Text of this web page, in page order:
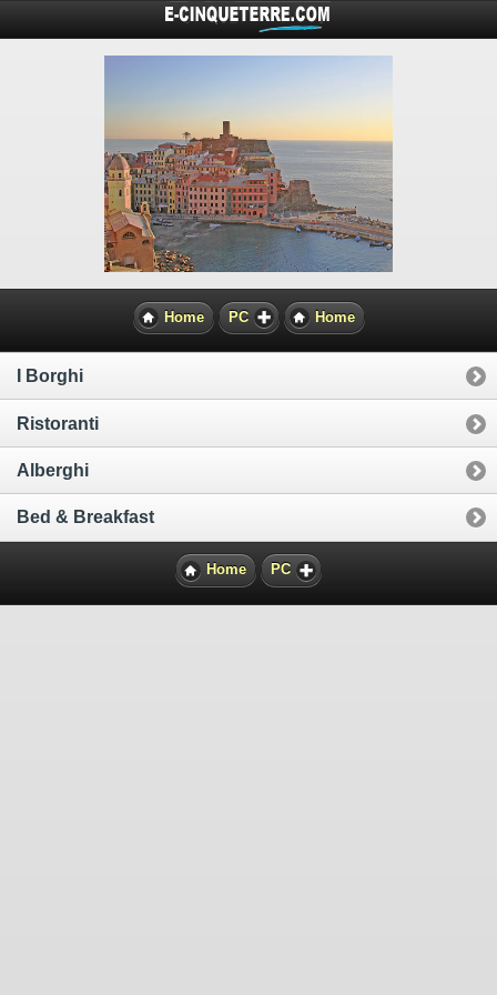
Home PC Home
I Borghi
Ristoranti
Alberghi
Bed & Breakfast
Home PC